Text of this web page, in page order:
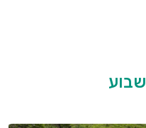
שבוע